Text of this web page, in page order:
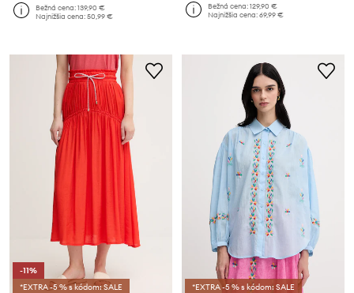
Bežná cena:139,90 €
Najnižšia cena:50,99 €
Bežná cena:129,90 €
Najnižšia cena:69,99 €
-11%
*EXTRA -5 % s kódom: SALE
*EXTRA -5 % s kódom: SALE